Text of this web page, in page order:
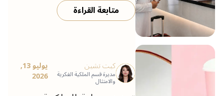
متابعة القراءة
كيت تشين
مديرة قسم الملكية الفكرية
والامتثال
يوليو 13,
2026